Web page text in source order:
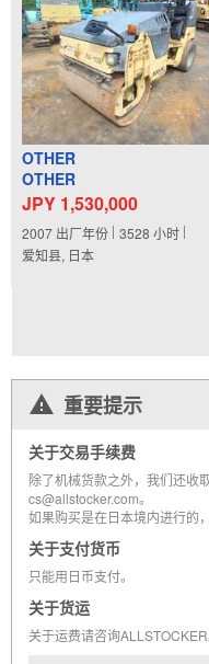
OTHER
OTHER
JPY 1,530,000
2007 出厂年份 3528 小时
爱知县, 日本
重要提示
关于交易手续费
除了机械货款之外，我们还收
cs@allstocker.com。
如果购买是在日本境内进行的
关于支付货币
只能用日币支付。
关于货运
关于运费请咨询ALLSTOCKER